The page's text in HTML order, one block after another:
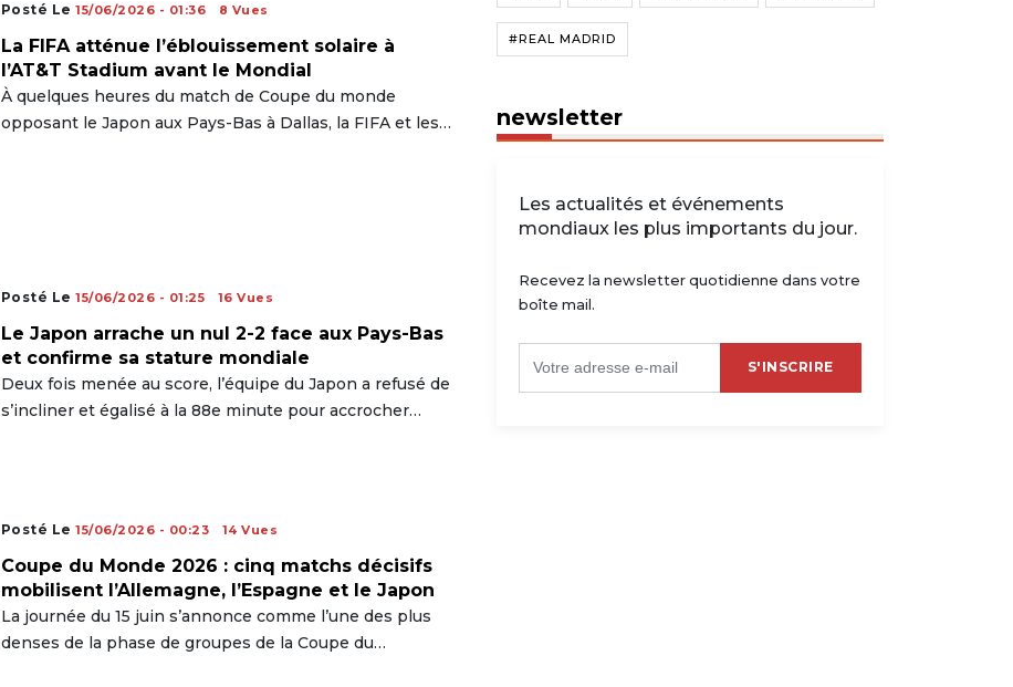
Posté Le15/06/2026 - 01:36 8 Vues
La FIFA atténue l’éblouissement solaire à
l’AT&T Stadium avant le Mondial
À quelques heures du match de Coupe du monde
opposant le Japon aux Pays-Bas à Dallas, la FIFA et les…
Posté Le15/06/2026 - 01:25 16 Vues
Le Japon arrache un nul 2-2 face aux Pays-Bas
et confirme sa stature mondiale
Deux fois menée au score, l’équipe du Japon a refusé de
s’incliner et égalisé à la 88e minute pour accrocher…
Posté Le15/06/2026 - 00:23 14 Vues
Coupe du Monde 2026 : cinq matchs décisifs
mobilisent l’Allemagne, l’Espagne et le Japon
La journée du 15 juin s’annonce comme l’une des plus
denses de la phase de groupes de la Coupe du…
#REAL MADRID
newsletter
Les actualités et événements
mondiaux les plus importants du jour.
Recevez la newsletter quotidienne dans votre
boîte mail.
S'INSCRIRE